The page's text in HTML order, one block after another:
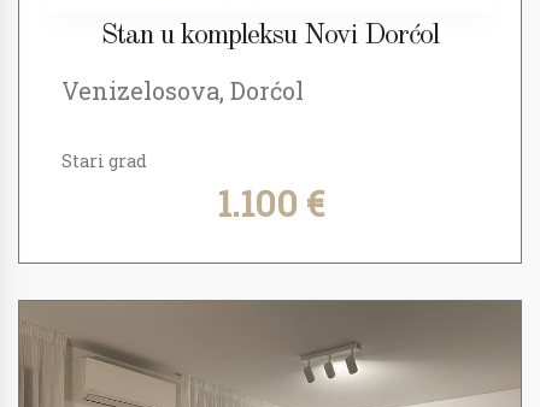
Stan u kompleksu Novi Dorćol
Venizelosova, Dorćol
Stari grad
1.100 €